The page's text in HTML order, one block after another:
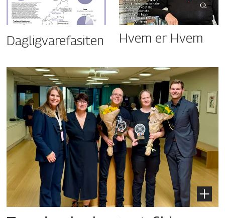
Dagligvarefasiten Hvem er Hvem